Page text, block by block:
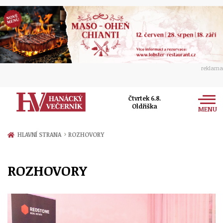
reklama
Čtvrtek 6.8.
Oldřiška
MENU
Zprávy
Přerov
Politika
Ekonomika
Kultura
Hudba
Společnost
Ženy
Sport
HLAVNÍ STRANA › ROZHOVORY
ROZHOVORY